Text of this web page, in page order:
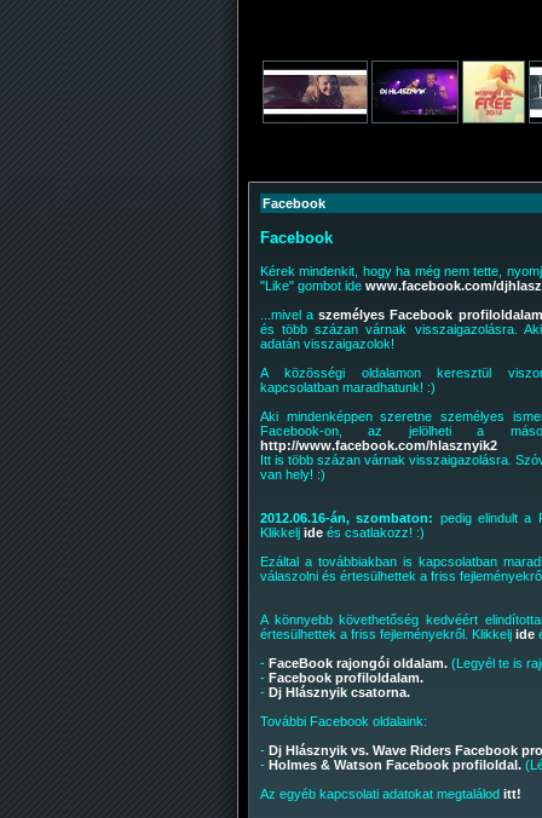
Facebook
Facebook
Kérek mindenkit, hogy ha még nem tette,
"Like" gombot ide www.facebook.com/
...mivel aszemélyes Facebook profiloldalam
és több százan várnak visszaigazolásra.
adatán visszaigazolok!
A közösségi oldalamon keresztül
kapcsolatban maradhatunk! :)
Aki mindenképpen szeretne személyes
Facebook-on, az jelölheti a
http://www.facebook.com/hlasznyik2
Itt is több százan várnak visszaigazolásra.
van hely! :)
2012.06.16-án, szombaton: pedig elindult a
Klikkelj ide és csatlakozz! :)
Ezáltal a továbbiakban is kapcsolatban
válaszolni és értesülhettek a friss
A könnyebb követhetőség kedvéért
értesülhettek a friss fejleményekről. Klikkelj ide
- FaceBook rajongói oldalam. (Legyél te is
- Facebook profiloldalam.
- Dj Hlásznyik csatorna.
További Facebook oldalaink:
- Dj Hlásznyik vs. Wave Riders Facebook
- Holmes & Watson Facebook profiloldal.
Az egyéb kapcsolati adatokat megtalálod itt!